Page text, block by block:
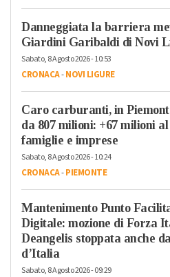
Danneggiata la barriera
Giardini Garibaldi di Novi
Sabato, 8 Agosto 2026 - 10:53
CRONACA-NOVI LIGURE
Caro carburanti, in
da 807 milioni: +67 milioni
famiglie e imprese
Sabato, 8 Agosto 2026 - 10:24
CRONACA-PIEMONTE
Mantenimento Punto
Digitale: mozione di Forza
Deangelis stoppata anche
d’Italia
Sabato, 8 Agosto 2026 - 09:29